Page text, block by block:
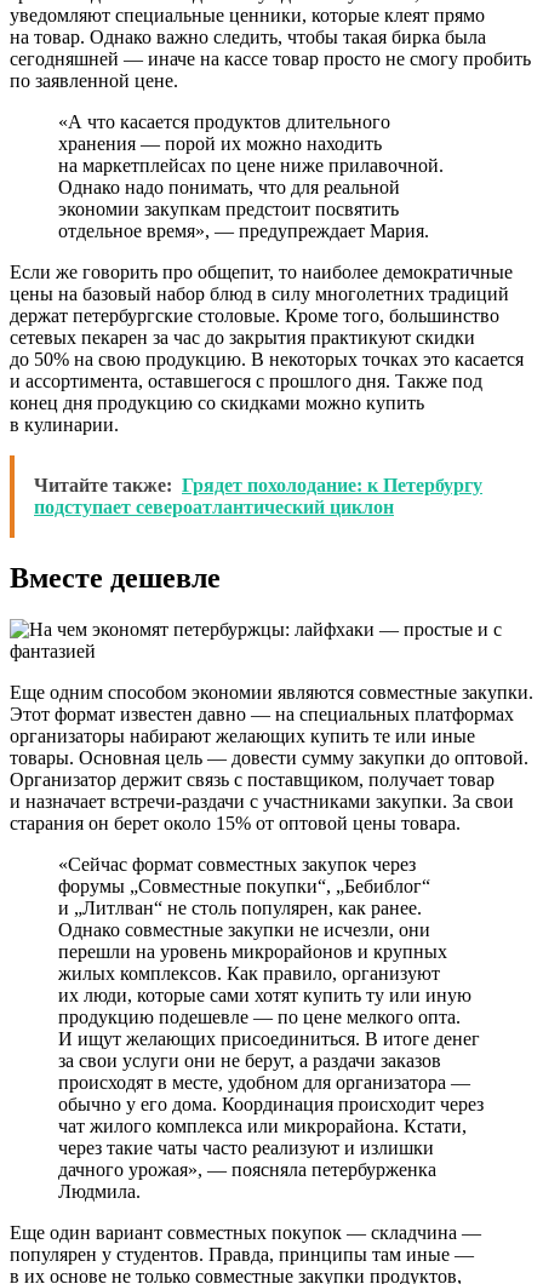
уведомляют специальные ценники, которые клеят прямо
на товар. Однако важно следить, чтобы такая бирка была
сегодняшней — иначе на кассе товар просто не смогу пробить
по заявленной цене.
«А что касается продуктов длительного
хранения — порой их можно находить
на маркетплейсах по цене ниже прилавочной.
Однако надо понимать, что для реальной
экономии закупкам предстоит посвятить
отдельное время», — предупреждает Мария.
Если же говорить про общепит, то наиболее демократичные
цены на базовый набор блюд в силу многолетних традиций
держат петербургские столовые. Кроме того, большинство
сетевых пекарен за час до закрытия практикуют скидки
до 50% на свою продукцию. В некоторых точках это касается
и ассортимента, оставшегося с прошлого дня. Также под
конец дня продукцию со скидками можно купить
в кулинарии.
Читайте также: Грядет похолодание: к Петербургу
подступает североатлантический циклон
Вместе дешевле
Еще одним способом экономии являются совместные закупки.
Этот формат известен давно — на специальных платформах
организаторы набирают желающих купить те или иные
товары. Основная цель — довести сумму закупки до оптовой.
Организатор держит связь с поставщиком, получает товар
и назначает встречи-раздачи с участниками закупки. За свои
старания он берет около 15% от оптовой цены товара.
«Сейчас формат совместных закупок через
форумы „Совместные покупки“, „Бебиблог“
и „Литлван“ не столь популярен, как ранее.
Однако совместные закупки не исчезли, они
перешли на уровень микрорайонов и крупных
жилых комплексов. Как правило, организуют
их люди, которые сами хотят купить ту или иную
продукцию подешевле — по цене мелкого опта.
И ищут желающих присоединиться. В итоге денег
за свои услуги они не берут, а раздачи заказов
происходят в месте, удобном для организатора —
обычно у его дома. Координация происходит через
чат жилого комплекса или микрорайона. Кстати,
через такие чаты часто реализуют и излишки
дачного урожая», — поясняла петербурженка
Людмила.
Еще один вариант совместных покупок — складчина —
популярен у студентов. Правда, принципы там иные —
в их основе не только совместные закупки продуктов,